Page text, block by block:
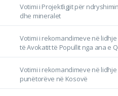
Votimi i Projektligjit për
dhe mineralet
Votimi i rekomandimeve në
të Avokatit të Popullit nga ana e
Votimi i rekomandimeve në
punëtorëve në Kosovë